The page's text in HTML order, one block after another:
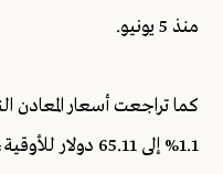
منذ 5 يونيو.
كما تراجعت أسعار